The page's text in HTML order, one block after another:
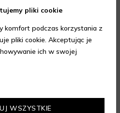
pliki cookie
komfort podczas korzystania z
pliki cookie. Akceptując je
ich w swojej
WSZYSTKIE